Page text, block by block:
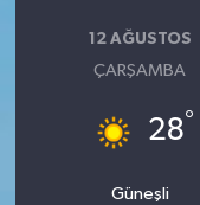
12 AĞUSTOS
ÇARŞAMBA
28°
Güneşli